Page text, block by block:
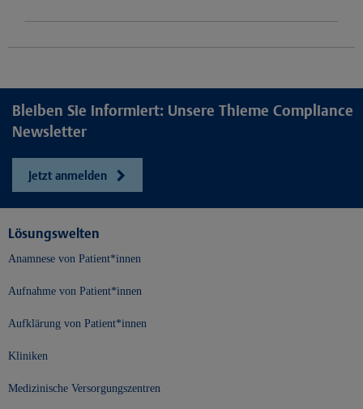
Bleiben Sie informiert: Unsere Thieme Compliance
Newsletter
Jetzt anmelden
Lösungswelten
Anamnese von Patient*innen
Aufnahme von Patient*innen
Aufklärung von Patient*innen
Kliniken
Medizinische Versorgungszentren